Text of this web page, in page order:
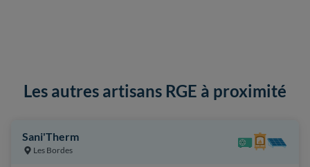
Les autres artisans RGE à proximité
Sani'Therm
Les Bordes